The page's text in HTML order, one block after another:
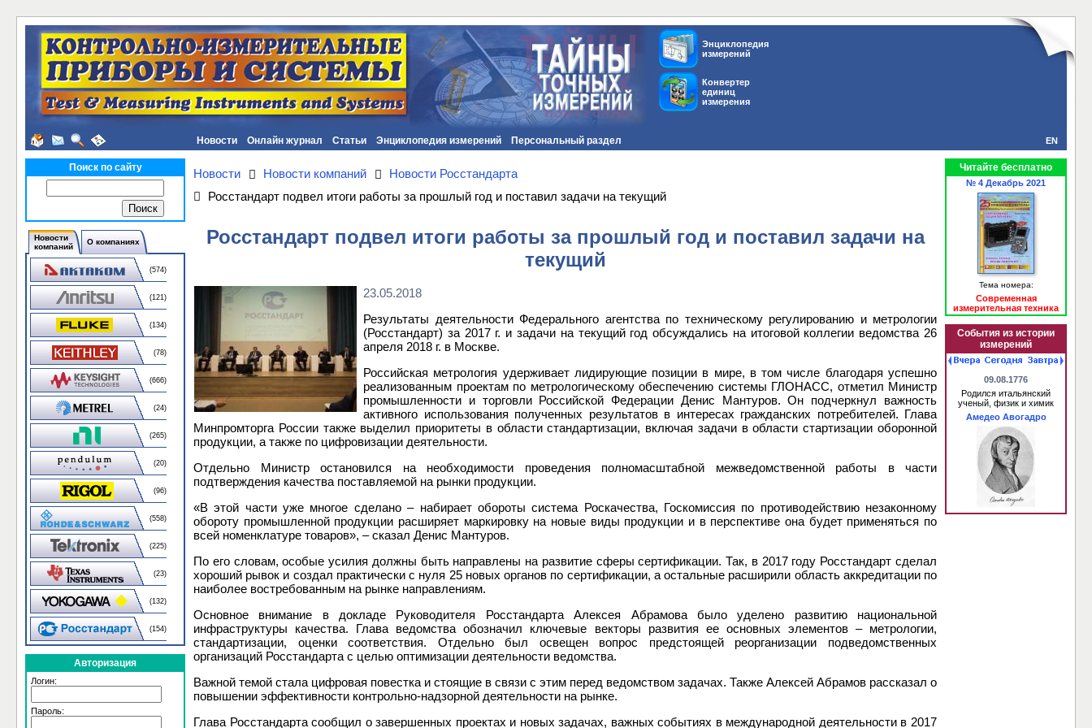
Энциклопедия
измерений
Конвертер
единиц
измерения
Новости Онлайн журнал Статьи Энциклопедия измерений Персональный раздел EN
Поиск по сайту
Новости
компаний
О компаниях
(574)
(121)
(134)
(78)
(666)
(24)
(265)
(20)
(96)
(558)
(225)
(23)
(132)
(154)
Авторизация
Логин:
Пароль:
Новости Новости компаний
Новости Росстандарта
Росстандарт подвел итоги работы за прошлый год и поставил задачи на текущий
Росстандарт подвел итоги работы за прошлый год и поставил задачи на
текущий
23.05.2018
Результаты деятельности Федерального агентства по техническому регулированию и метрологии
(Росстандарт) за 2017 г. и задачи на текущий год обсуждались на итоговой коллегии ведомства 26
апреля 2018 г. в Москве.
Российская метрология удерживает лидирующие позиции в мире, в том числе благодаря успешно
реализованным проектам по метрологическому обеспечению системы ГЛОНАСС, отметил Министр
промышленности и торговли Российской Федерации Денис Мантуров. Он подчеркнул важность
активного использования полученных результатов в интересах гражданских потребителей. Глава
Минпромторга России также выделил приоритеты в области стандартизации, включая задачи в области стартизации оборонной
продукции, а также по цифровизации деятельности.
Отдельно Министр остановился на необходимости проведения полномасштабной межведомственной работы в части
подтверждения качества поставляемой на рынки продукции.
«В этой части уже многое сделано – набирает обороты система Роскачества, Госкомиссия по противодействию незаконному
обороту промышленной продукции расширяет маркировку на новые виды продукции и в перспективе она будет применяться по
всей номенклатуре товаров», – сказал Денис Мантуров.
По его словам, особые усилия должны быть направлены на развитие сферы сертификации. Так, в 2017 году Росстандарт сделал
хороший рывок и создал практически с нуля 25 новых органов по сертификации, а остальные расширили область аккредитации по
наиболее востребованным на рынке направлениям.
Основное внимание в докладе Руководителя Росстандарта Алексея Абрамова было уделено развитию национальной
инфраструктуры качества. Глава ведомства обозначил ключевые векторы развития ее основных элементов – метрологии,
стандартизации, оценки соответствия. Отдельно был освещен вопрос предстоящей реорганизации подведомственных
организаций Росстандарта с целью оптимизации деятельности ведомства.
Важной темой стала цифровая повестка и стоящие в связи с этим перед ведомством задачах. Также Алексей Абрамов рассказал о
повышении эффективности контрольно-надзорной деятельности на рынке.
Глава Росстандарта сообщил о завершенных проектах и новых задачах, важных событиях в международной деятельности в 2017
Читайте бесплатно
№ 4 Декабрь 2021
Тема номера:
Современная
измерительная техника
События из истории
измерений
09.08.1776
Родился итальянский
ученый, физик и химик
Амедео Авогадро